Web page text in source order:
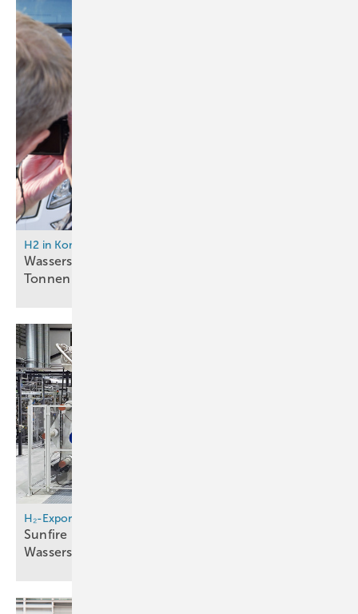
H2 in Kommunen
Wasserstofftankstelle in Kiel eröffnet – bis zu 180
Tonnen H2 jährlich
H₂-Exporte
Sunfire liefert 20-MW-Elektrolyseur für finnisches
Wasserstoffprojekt